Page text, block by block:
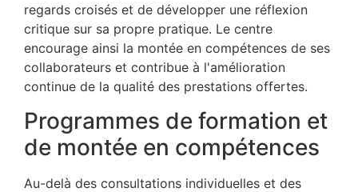
regards croisés et de développer une réflexion
critique sur sa propre pratique. Le centre
encourage ainsi la montée en compétences de ses
collaborateurs et contribue à l'amélioration
continue de la qualité des prestations offertes.
Programmes de formation et
de montée en compétences
Au-delà des consultations individuelles et des